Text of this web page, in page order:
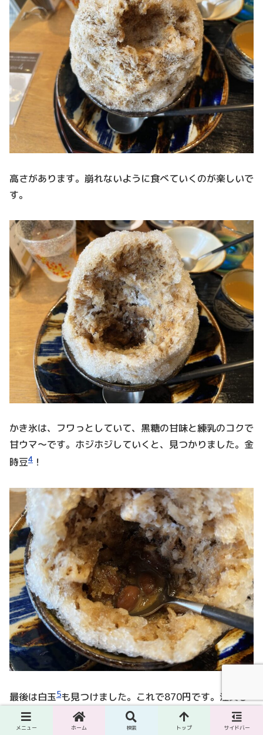
高さがあります。崩れないように食べていくのが楽しいで
す。
かき氷は、フワっとしていて、黒糖の甘味と練乳のコクで
甘ウマ～です。ホジホジしていくと、見つかりました。金
時豆4 ！
最後は白玉5も見つけました。これで870円です。注文し
て正解でした♡
メニュー ホーム 検索 トップ サイドバー